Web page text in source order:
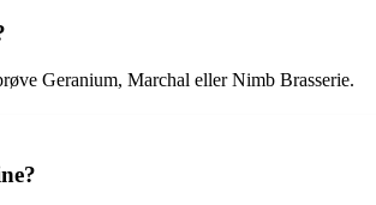
Geranium, Marchal eller Nimb Brasserie.